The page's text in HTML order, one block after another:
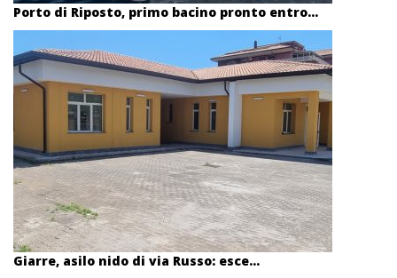
Porto di Riposto, primo bacino pronto entro...
Giarre, asilo nido di via Russo: esce...